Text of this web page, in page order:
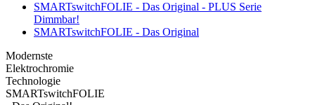
SMARTswitchFOLIE - Das Original - PLUS Serie
Dimmbar!
SMARTswitchFOLIE - Das Original
Modernste
Elektrochromie
Technologie
SMARTswitchFOLIE